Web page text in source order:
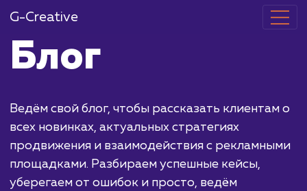
G-Creative
Блог
Ведём свой блог, чтобы рассказать
всех новинках, актуальных стратегиях
продвижения и взаимодействия с
площадками. Разбираем успешные кейсы,